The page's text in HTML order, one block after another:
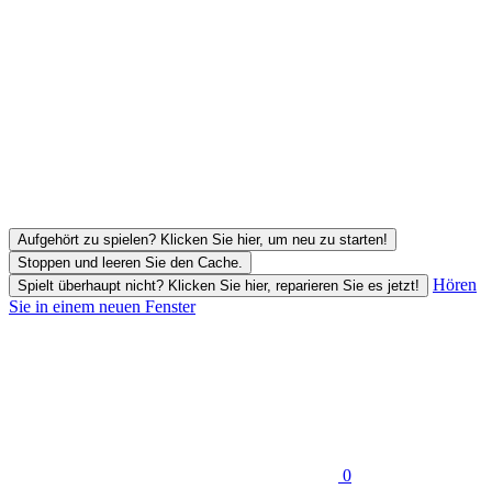
Aufgehört zu spielen? Klicken Sie hier, um neu zu starten!
Stoppen und leeren Sie den Cache.
Spielt überhaupt nicht? Klicken Sie hier, reparieren Sie es jetzt!
Hören
Sie in einem neuen Fenster
0